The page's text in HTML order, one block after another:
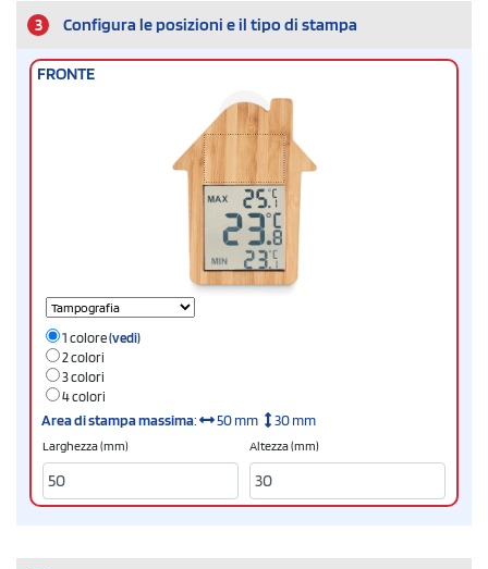
3 Configura le posizioni e il tipo di stampa
FRONTE
1 colore(vedi)
2 colori
3 colori
4 colori
Area di stampa massima: 50 mm 30 mm
Larghezza (mm) Altezza (mm)